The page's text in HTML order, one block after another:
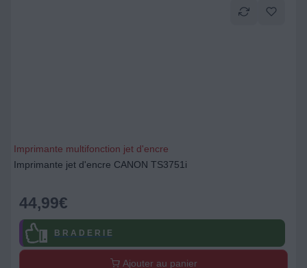
Imprimante multifonction jet d'encre
Imprimante jet d'encre CANON TS3751i
44,99€
B R A D E R I E
Ajouter au panier